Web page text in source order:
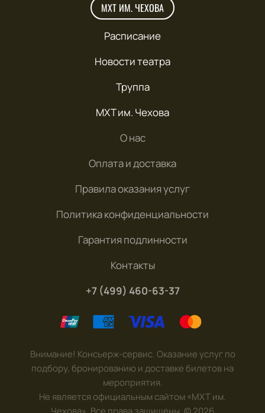
МХТ ИМ. ЧЕХОВА
Расписание
Новости театра
Труппа
МХТ им. Чехова
О нас
Оплата и доставка
Правила оказания услуг
Политика конфиденциальности
Гарантия подлинности
Контакты
+7 (499) 460-63-37
Внимание! Консьерж-сервис. Оказание услуг по
подбору, бронированию и доставке билетов на
мероприятия.
Не является официальным сайтом «МХТ им.